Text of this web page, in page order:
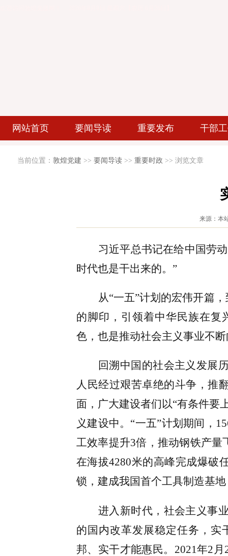
网站首页 要闻导读 重要发布 干部
当前位置： 敦煌党建 >> 要闻导读 >> 重要时政 >> 浏览文章
来源：
习近平总书记在给中国劳
时代也是干出来的。”
从“一五”计划的宏伟开篇
的脚印，引领着中华民族在复
色，也是推动社会主义事业不
回溯中国的社会主义发展
人民经过艰苦卓绝的斗争， 推
面，广大建设者们以“有条件要
义建设中。“一五”计划期间，
工效率提升3倍，推动钢铁产量
在海拔4280米的高峰完成爆破
锁，建成我国首个工具制造基
进入新时代，社会主义事
的国内改革发展稳定任务，实
邦、实干才能惠民。 2021年2 月